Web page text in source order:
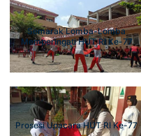
Semarak Lomba-Lomba
Memperingati HUT RI Ke-77
Prosesi Upacara HUT RI Ke-77